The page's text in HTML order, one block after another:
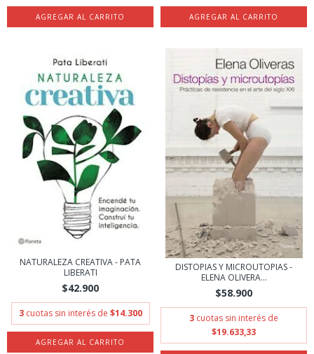
NATURALEZA CREATIVA - PATA
LIBERATI
$42.900
3 cuotas sin interés de $14.300
DISTOPIAS Y MICROUTOPIAS -
ELENA OLIVERA...
$58.900
3 cuotas sin interés de
$19.633,33